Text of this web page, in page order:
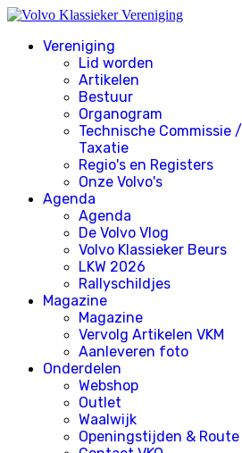
Vereniging
Lid worden
Artikelen
Bestuur
Organogram
Technische Commissie /
Taxatie
Regio's en Registers
Onze Volvo's
Agenda
Agenda
De Volvo Vlog
Volvo Klassieker Beurs
LKW 2026
Rallyschildjes
Magazine
Magazine
Vervolg Artikelen VKM
Aanleveren foto
Onderdelen
Webshop
Outlet
Waalwijk
Openingstijden & Route